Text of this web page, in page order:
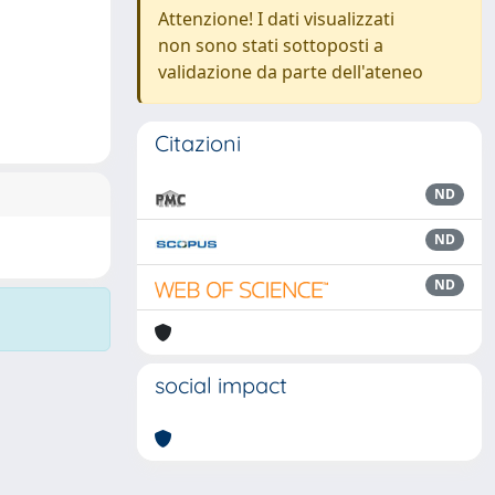
Attenzione! I dati visualizzati
non sono stati sottoposti a
validazione da parte dell'ateneo
Citazioni
ND
ND
ND
social impact